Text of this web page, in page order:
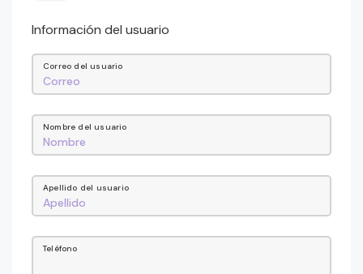
Información del usuario
Correo del usuario
Nombre del usuario
Apellido del usuario
Teléfono